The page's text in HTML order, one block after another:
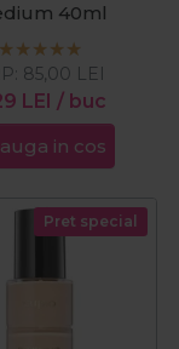
40ml
LEI / buc
85,00 LEI
in cos
Pret special